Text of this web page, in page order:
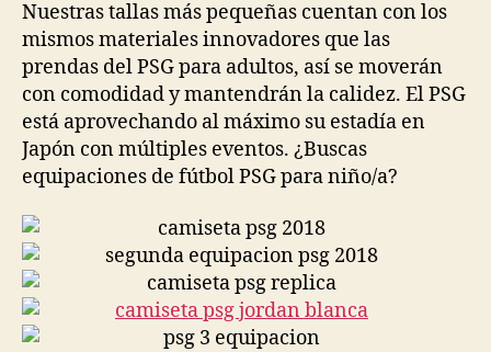
Nuestras tallas más pequeñas cuentan con los
mismos materiales innovadores que las
prendas del PSG para adultos, así se moverán
con comodidad y mantendrán la calidez. El PSG
está aprovechando al máximo su estadía en
Japón con múltiples eventos. ¿Buscas
equipaciones de fútbol PSG para niño/a?